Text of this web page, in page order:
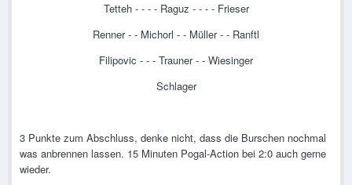
Tetteh - - - - Raguz - - - - Frieser
Renner - - Michorl - - Müller - - Ranftl
Filipovic - - - Trauner - - Wiesinger
Schlager
3 Punkte zum Abschluss, denke nicht, dass die Burschen nochmal
was anbrennen lassen. 15 Minuten Pogal-Action bei 2:0 auch gerne
wieder.